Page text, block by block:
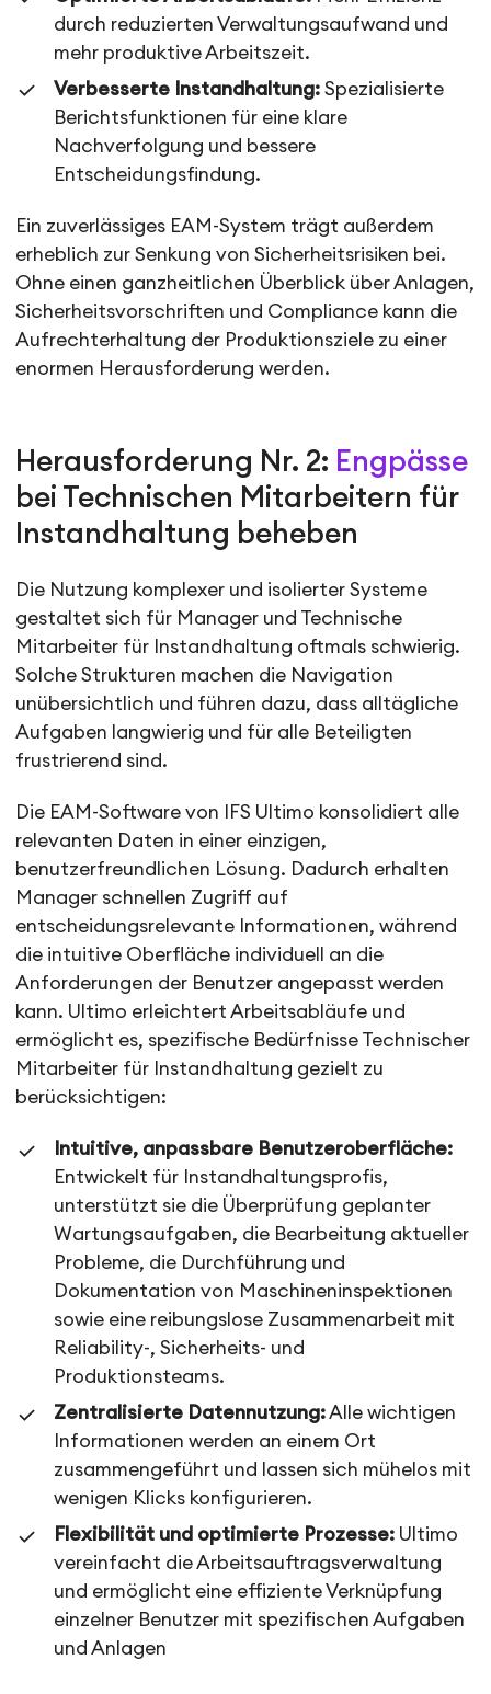
durch reduzierten Verwaltungsaufwand und
mehr produktive Arbeitszeit.
Verbesserte Instandhaltung: Spezialisierte
Berichtsfunktionen für eine klare
Nachverfolgung und bessere
Entscheidungsfindung.
Ein zuverlässiges EAM-System trägt außerdem
erheblich zur Senkung von Sicherheitsrisiken bei.
Ohne einen ganzheitlichen Überblick über Anlagen,
Sicherheitsvorschriften und Compliance kann die
Aufrechterhaltung der Produktionsziele zu einer
enormen Herausforderung werden.
Herausforderung Nr. 2: Engpässe
bei Technischen Mitarbeitern für
Instandhaltung beheben
Die Nutzung komplexer und isolierter Systeme
gestaltet sich für Manager und Technische
Mitarbeiter für Instandhaltung oftmals schwierig.
Solche Strukturen machen die Navigation
unübersichtlich und führen dazu, dass alltägliche
Aufgaben langwierig und für alle Beteiligten
frustrierend sind.
Die EAM-Software von IFS Ultimo konsolidiert alle
relevanten Daten in einer einzigen,
benutzerfreundlichen Lösung. Dadurch erhalten
Manager schnellen Zugriff auf
entscheidungsrelevante Informationen, während
die intuitive Oberfläche individuell an die
Anforderungen der Benutzer angepasst werden
kann. Ultimo erleichtert Arbeitsabläufe und
ermöglicht es, spezifische Bedürfnisse Technischer
Mitarbeiter für Instandhaltung gezielt zu
berücksichtigen:
Intuitive, anpassbare Benutzeroberfläche:
Entwickelt für Instandhaltungsprofis,
unterstützt sie die Überprüfung geplanter
Wartungsaufgaben, die Bearbeitung aktueller
Probleme, die Durchführung und
Dokumentation von Maschineninspektionen
sowie eine reibungslose Zusammenarbeit mit
Reliability-, Sicherheits- und
Produktionsteams.
Zentralisierte Datennutzung:Alle wichtigen
Informationen werden an einem Ort
zusammengeführt und lassen sich mühelos mit
wenigen Klicks konfigurieren.
Flexibilität und optimierte Prozesse: Ultimo
vereinfacht die Arbeitsauftragsverwaltung
und ermöglicht eine effiziente Verknüpfung
einzelner Benutzer mit spezifischen Aufgaben
und Anlagen